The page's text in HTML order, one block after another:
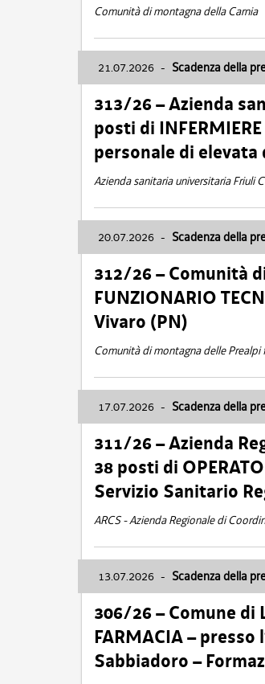
Comunità di montagna della Carnia
21.07.2026 - Scadenza della
313/26 – Azienda
posti di
personale di elevata
Azienda sanitaria universitaria Friuli
20.07.2026 - Scadenza della
312/26 – Comunità
FUNZIONARIO
Vivaro (PN)
Comunità di montagna delle Prealpi
17.07.2026 - Scadenza della
311/26 – Azienda
38 posti di
Servizio Sanitario
ARCS - Azienda Regionale di
13.07.2026 - Scadenza della
306/26 – Comune di
FARMACIA – presso
Sabbiadoro –